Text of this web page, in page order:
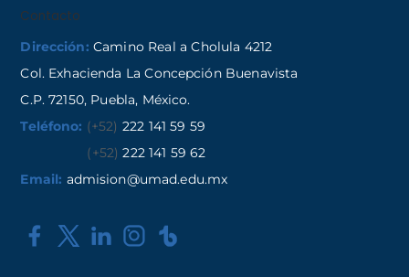
Contacto
Dirección: Camino Real a Cholula 4212
Col. Exhacienda La Concepción Buenavista
C.P. 72150, Puebla, México.
Teléfono: (+52) 222 141 59 59
(+52) 222 141 59 62
Email: admision@umad.edu.mx